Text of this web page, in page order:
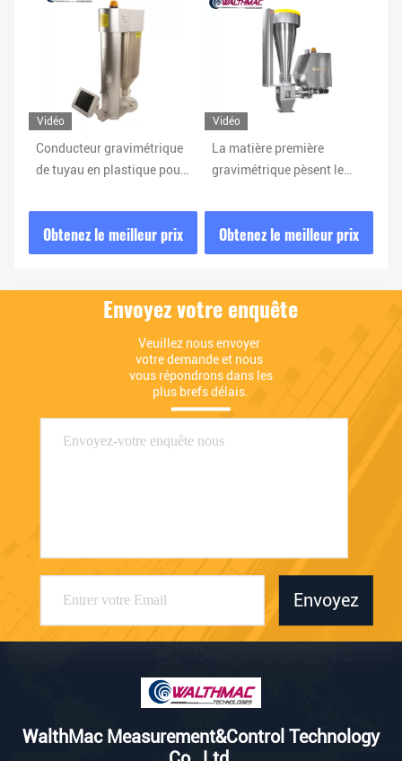
Vidéo
La matière première
gravimétrique pèsent le
gravimétrique du
conducteur 900kg/H
Obtenez le meilleur prix
Vidéo
10" conducteur en
plastique de matière
conducteur gravimétrique
d'écran tactile
Obtenez le meilleur prix
Envoyez votre enquête
Veuillez nous envoyer
votre demande et nous
vous répondrons dans les
plus brefs délais.
Envoyez
WalthMac Measurement&Control Technology